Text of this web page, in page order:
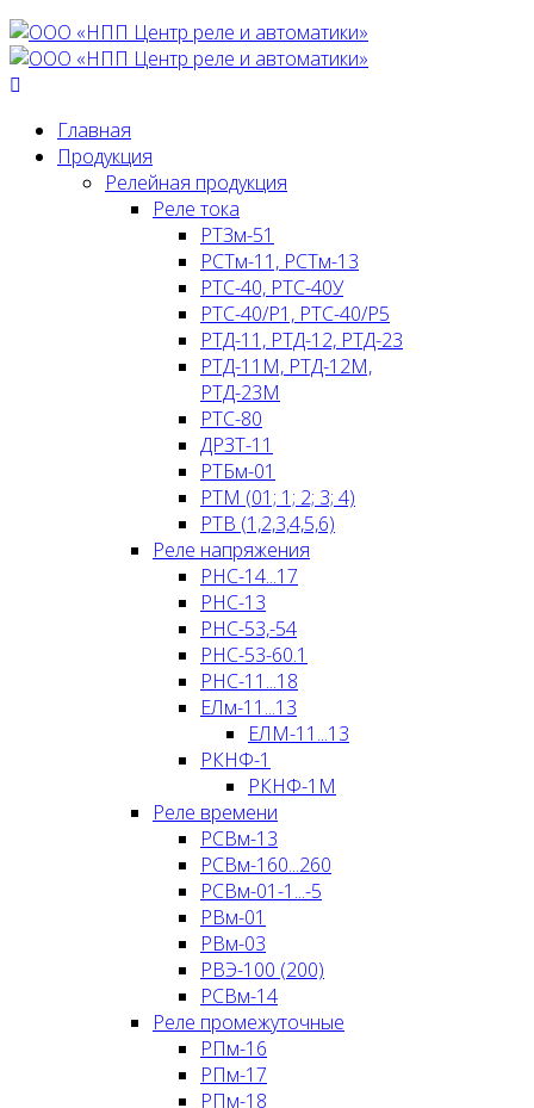
Главная
Продукция
Релейная продукция
Реле тока
РТЗм-51
РСТм-11, РСТм-13
РТС-40, РТС-40У
РТС-40/Р1, РТС-40/Р5
РТД-11, РТД-12, РТД-23
РТД-11М, РТД-12М,
РТД-23М
РТС-80
ДРЗТ-11
РТБм-01
РТМ (01; 1; 2; 3; 4)
РТВ (1,2,3,4,5,6)
Реле напряжения
РНC-14...17
РНC-13
РНC-53,-54
РНC-53-60.1
РНC-11...18
ЕЛм-11...13
ЕЛМ-11...13
РКНФ-1
РКНФ-1М
Реле времени
РСВм-13
РСВм-160...260
РСВм-01-1...-5
РВм-01
РВм-03
РВЭ-100 (200)
РСВм-14
Реле промежуточные
РПм-16
РПм-17
РПм-18